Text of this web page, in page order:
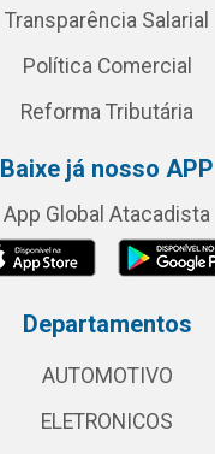
Transparência Salarial
Política Comercial
Reforma Tributária
Baixe já nosso APP
App Global Atacadista
Departamentos
AUTOMOTIVO
ELETRONICOS